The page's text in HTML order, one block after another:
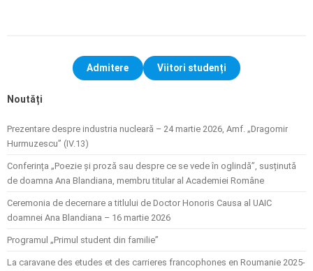
Admitere Viitori studenți
Noutăți
Prezentare despre industria nucleară – 24 martie 2026, Amf. „Dragomir
Hurmuzescu” (IV.13)
Conferința „Poezie și proză sau despre ce se vede în oglindă”, susținută
de doamna Ana Blandiana, membru titular al Academiei Române
Ceremonia de decernare a titlului de Doctor Honoris Causa al UAIC
doamnei Ana Blandiana – 16 martie 2026
Programul „Primul student din familie”
La caravane des etudes et des carrieres francophones en Roumanie 2025-